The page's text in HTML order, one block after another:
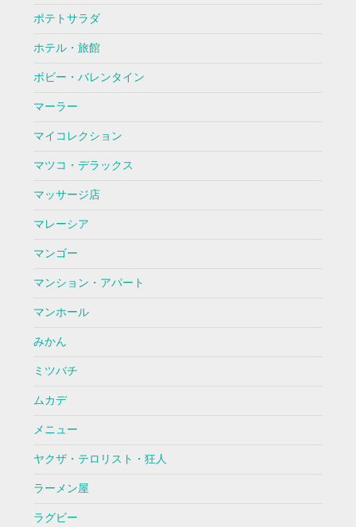
ポテトサラダ
ホテル・旅館
ボビー・バレンタイン
マーラー
マイコレクション
マツコ・デラックス
マッサージ店
マレーシア
マンゴー
マンション・アパート
マンホール
みかん
ミツバチ
ムカデ
メニュー
ヤクザ・テロリスト・狂人
ラーメン屋
ラグビー